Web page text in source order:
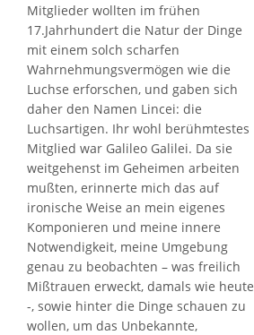
Mitglieder wollten im frühen
17.Jahrhundert die Natur der Dinge
mit einem solch scharfen
Wahrnehmungsvermögen wie die
Luchse erforschen, und gaben sich
daher den Namen Lincei: die
Luchsartigen. Ihr wohl berühmtestes
Mitglied war Galileo Galilei. Da sie
weitgehenst im Geheimen arbeiten
mußten, erinnerte mich das auf
ironische Weise an mein eigenes
Komponieren und meine innere
Notwendigkeit, meine Umgebung
genau zu beobachten – was freilich
Mißtrauen erweckt, damals wie heute
-, sowie hinter die Dinge schauen zu
wollen, um das Unbekannte,